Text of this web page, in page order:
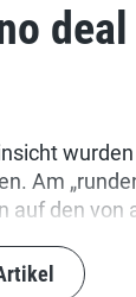
Am
auf den